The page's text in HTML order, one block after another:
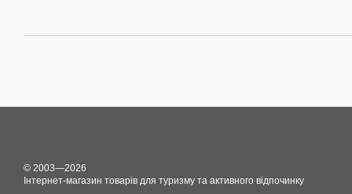
© 2003—2026
Інтернет-магазин товарів для туризму та активного відпочинку